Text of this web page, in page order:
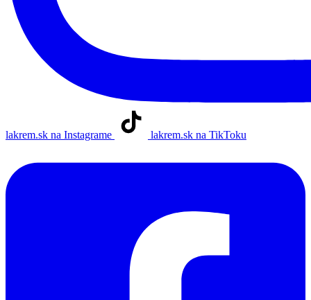
lakrem.sk na Instagrame lakrem.sk na TikToku